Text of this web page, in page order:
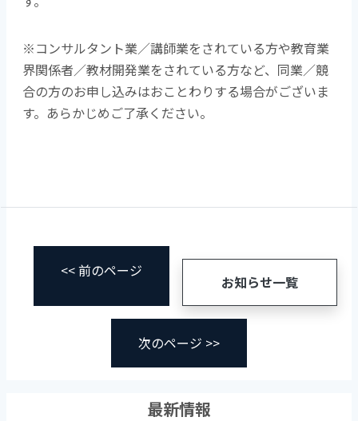
※コンサルタント業／講師業をされている方や教育業
界関係者／教材開発業をされている方など、同業／競
合の方のお申し込みはおことわりする場合がございま
す。あらかじめご了承ください。
<< 前のページ
お知らせ一覧
次のページ >>
最新情報